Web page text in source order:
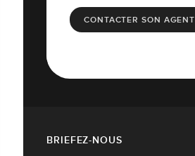
CONTACTER SON AGENT
BRIEFEZ-NOUS